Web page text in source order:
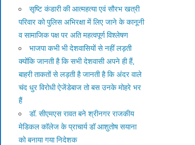
सृष्टि कंडारी की आत्महत्या एवं सौरभ खत्री
परिवार को पुलिस अभिरक्षा में लिए जाने के कानूनी
व सामाजिक पक्ष पर अति महत्वपूर्ण विश्लेषण
भाजपा कभी भी देशवासियों से नहीं लड़ती
क्योंकि जानती है कि सभी देशवासी अपने ही हैं,
बाहरी ताकतों से लड़ती है जानती है कि अंदर वाले
चंद धुर विरोधी ऐजेंडेबाज तो बस उनके मोहरे भर
हैं
डॉ. सीएमएस रावत बने श्रीनगर राजकीय
मेडिकल कॉलेज के प्राचार्य डॉ आशुतोष सयाना
को बनाया गया निदेशक